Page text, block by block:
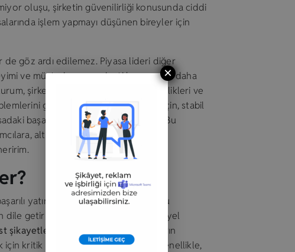
oluşu, şirketin güvenilirliği konusunda ciddi
işlem yapmayı düşünen bireyler için
göz ardı edilemez. Piyasa lideri diğer
ve müşteri memnuniyeti konusunda daha
şirketin hizmet kalitesindeki eksiklikleri ve
göstermektedir. Yatırımcılar için, stabil
başarıları için kritik bir faktördür. Bu
alternatif seçenekleri de
yatırımların temelini oluşturur. Bu
dile getirilen çeşitli şikayetler, potansiyel
şikayetler neler?
Bu soru, yatırımcıların
için kritik öneme sahiptir. Şikayetler genellikle,
×